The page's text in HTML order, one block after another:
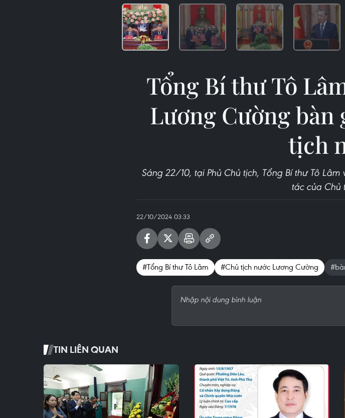
Tổng Bí thư Tô
Lương Cường bàn
tịch
Sáng 22/10, tại Phủ Chủ tịch, Tổng Bí thư Tô
tác của Chủ
22/10/2024 03:33
#Tổng Bí thư Tô Lâm #Chủ tịch nước Lương Cường
TIN LIÊN QUAN